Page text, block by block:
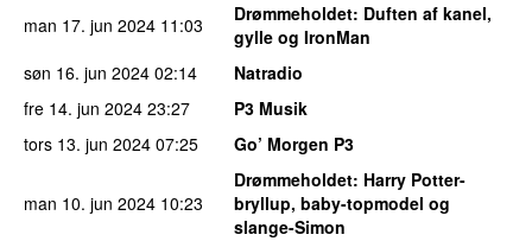
man 17. jun 2024 11:03 Drømmeholdet: Duften af kanel,
gylle og IronMan
søn 16. jun 2024 02:14
Natradio
fre 14. jun 2024 23:27
P3 Musik
tors 13. jun 2024 07:25 Go’ Morgen P3
man 10. jun 2024 10:23
Drømmeholdet: Harry Potter-
bryllup, baby-topmodel og
slange-Simon